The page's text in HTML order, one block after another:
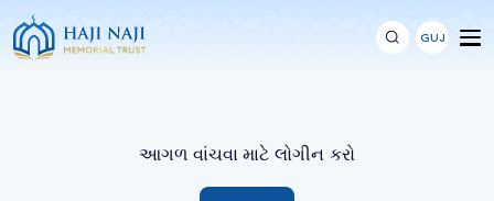
GUJ
આગળ વાંચવા માટે લોગીન કરો